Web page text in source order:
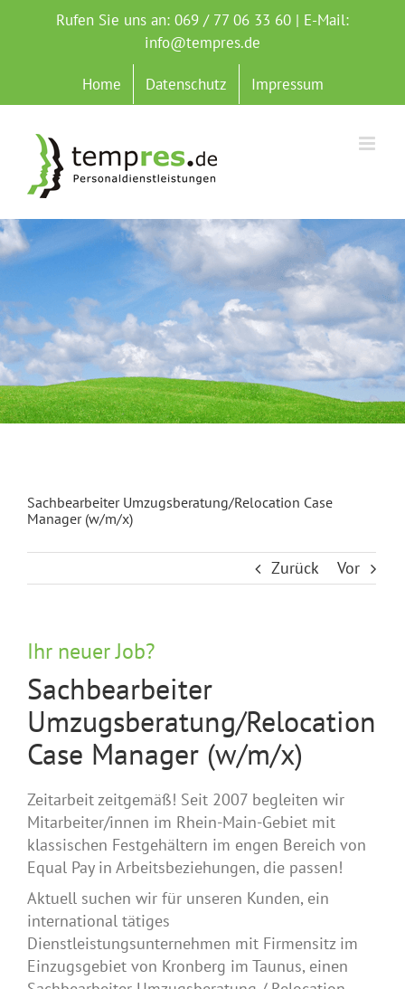
Rufen Sie uns an: 069 / 77 06 33 60 | E-Mail:
info@tempres.de
Home Datenschutz Impressum
Sachbearbeiter Umzugsberatung/Relocation Case
Manager (w/m/x)
Zurück Vor
Ihr neuer Job?
Sachbearbeiter
Umzugsberatung/Relocation
Case Manager (w/m/x)
Zeitarbeit zeitgemäß! Seit 2007 begleiten wir
Mitarbeiter/innen im Rhein-Main-Gebiet mit
klassischen Festgehältern im engen Bereich von
Equal Pay in Arbeitsbeziehungen, die passen!
Aktuell suchen wir für unseren Kunden, ein
international tätiges
Dienstleistungsunternehmen mit Firmensitz im
Einzugsgebiet von Kronberg im Taunus, einen